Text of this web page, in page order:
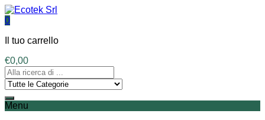
0
Il tuo carrello
€0,00
Menu